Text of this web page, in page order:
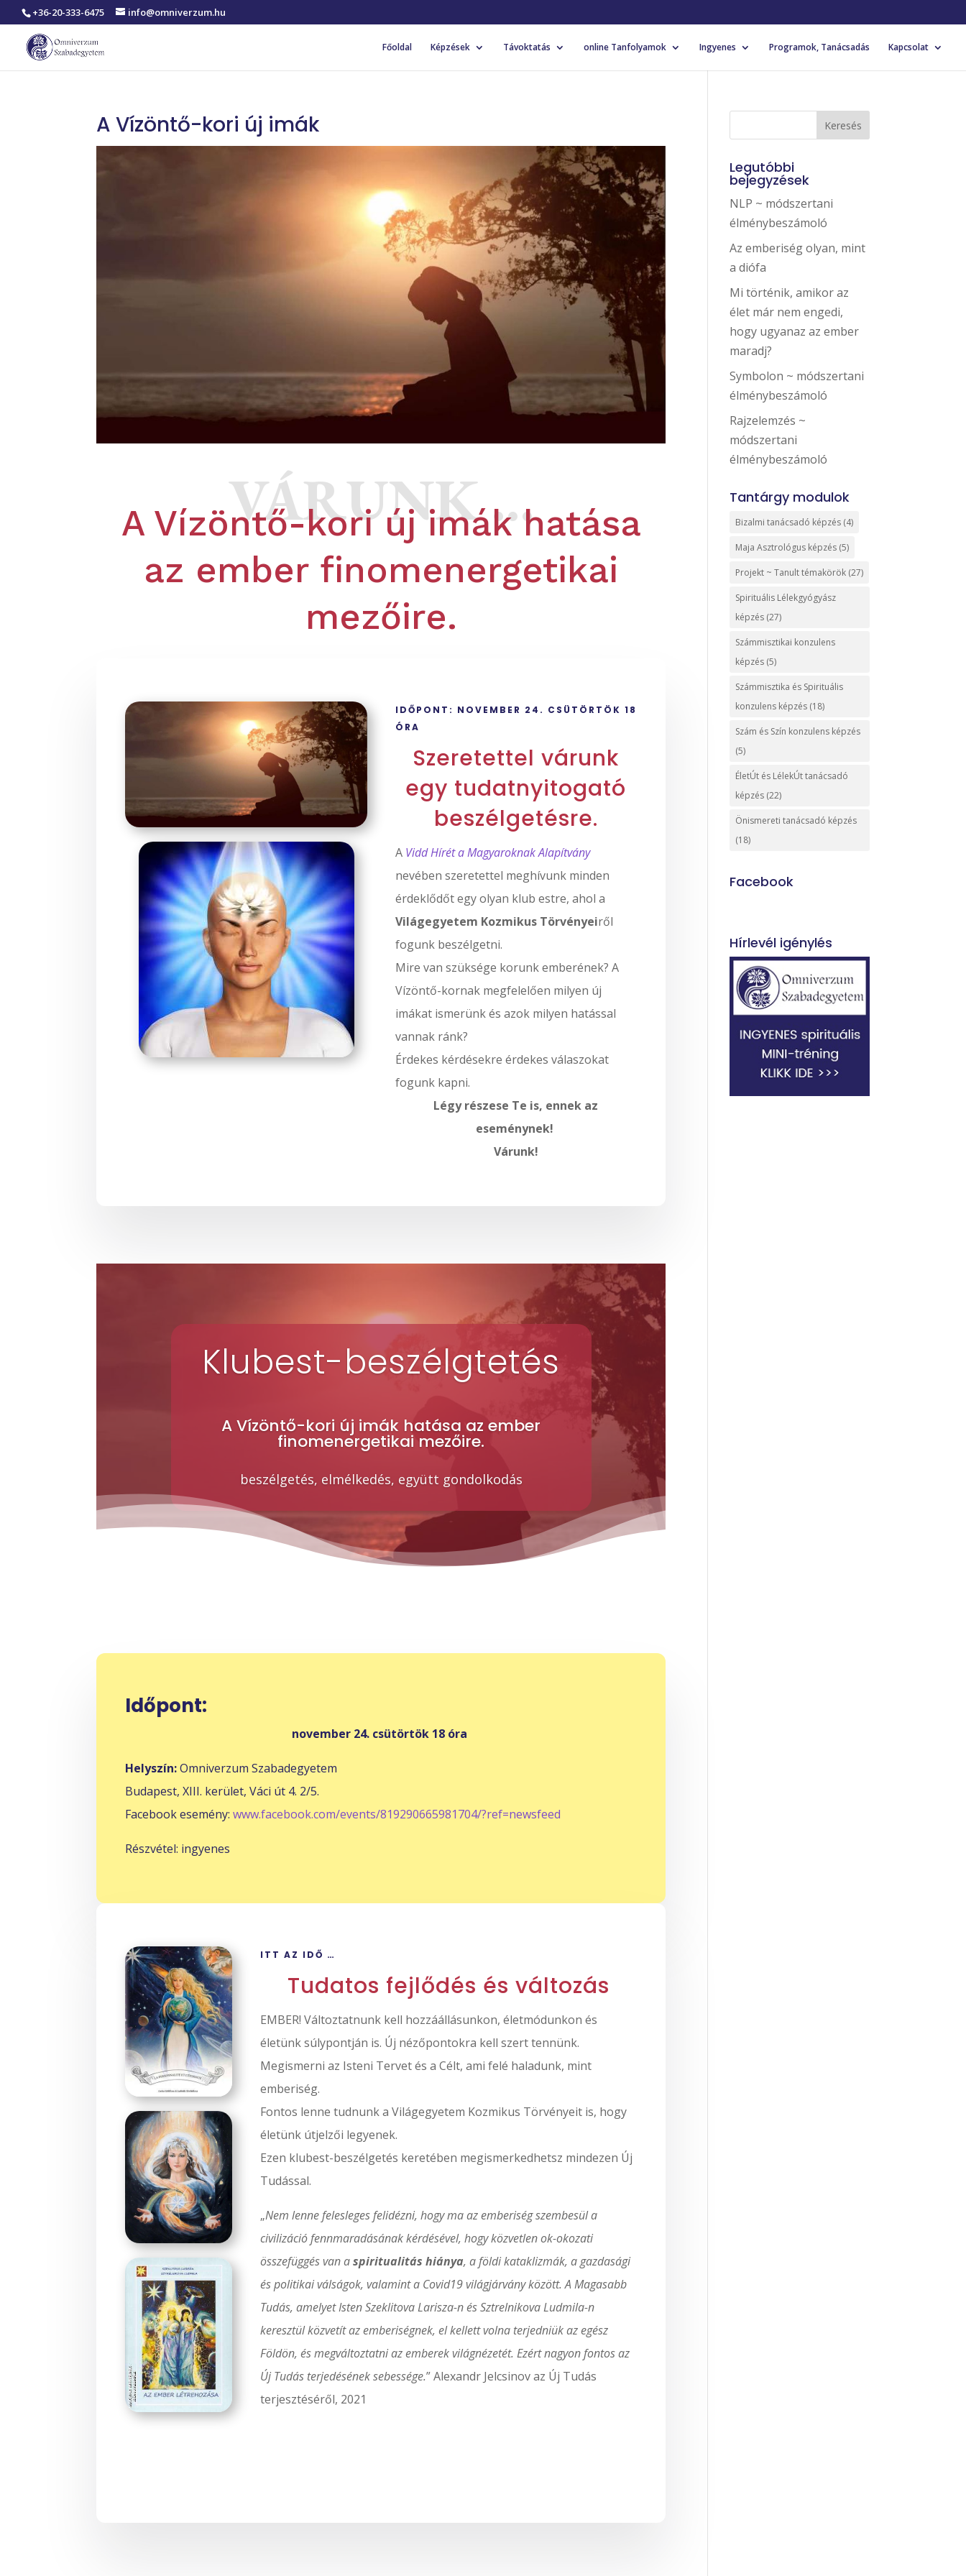
+36-20-333-6475 info@omniverzum.hu
Főoldal Képzések Távoktatás online Tanfolyamok Ingyenes Programok, Tanácsadás Kapcsolat
A Vízöntő-kori új imák
VÁRUNK …
A Vízöntő-kori új imák hatása
az ember finomenergetikai
mezőire.
IDŐPONT: NOVEMBER 24. CSÜTÖRTÖK 18
ÓRA
Szeretettel várunk
egy tudatnyitogató
beszélgetésre.
A Vidd Hírét a Magyaroknak Alapítvány
nevében szeretettel meghívunk minden
érdeklődőt egy olyan klub estre, ahol a
Világegyetem Kozmikus Törvényeiről
fogunk beszélgetni.
Mire van szüksége korunk emberének? A
Vízöntő-kornak megfelelően milyen új
imákat ismerünk és azok milyen hatással
vannak ránk?
Érdekes kérdésekre érdekes válaszokat
fogunk kapni.
Légy részese Te is, ennek az
eseménynek!
Várunk!
Klubest-beszélgtetés
A Vízöntő-kori új imák hatása az ember
finomenergetikai mezőire.
beszélgetés, elmélkedés, együtt gondolkodás
Időpont:
november 24. csütörtök 18 óra
Helyszín: Omniverzum Szabadegyetem
Budapest, XIII. kerület, Váci út 4. 2/5.
Facebook esemény: www.facebook.com/events/819290665981704/?ref=newsfeed
Részvétel: ingyenes
ITT AZ IDŐ …
Tudatos fejlődés és változás
EMBER! Változtatnunk kell hozzáállásunkon, életmódunkon és
életünk súlypontján is. Új nézőpontokra kell szert tennünk.
Megismerni az Isteni Tervet és a Célt, ami felé haladunk, mint
emberiség.
Fontos lenne tudnunk a Világegyetem Kozmikus Törvényeit is, hogy
életünk útjelzői legyenek.
Ezen klubest-beszélgetés keretében megismerkedhetsz mindezen Új
Tudással.
„Nem lenne felesleges felidézni, hogy ma az emberiség szembesül a
civilizáció fennmaradásának kérdésével, hogy közvetlen ok-okozati
összefüggés van aspiritualitás hiánya, a földi kataklizmák, a gazdasági
és politikai válságok, valamint a Covid19 világjárvány között. A Magasabb
Tudás, amelyet Isten Szeklitova Larisza-n és Sztrelnikova Ludmila-n
keresztül közvetít az emberiségnek, el kellett volna terjedniük az egész
Földön, és megváltoztatni az emberek világnézetét. Ezért nagyon fontos az
Új Tudás terjedésének sebessége.” Alexandr Jelcsinov az Új Tudás
terjesztéséről, 2021
Legutóbbi
bejegyzések
NLP ~ módszertani
élménybeszámoló
Az emberiség olyan, mint
a diófa
Mi történik, amikor az
élet már nem engedi,
hogy ugyanaz az ember
maradj?
Symbolon ~ módszertani
élménybeszámoló
Rajzelemzés ~
módszertani
élménybeszámoló
Tantárgy modulok
Bizalmi tanácsadó képzés (4)
Maja Asztrológus képzés (5)
Projekt ~ Tanult témakörök (27)
Spirituális Lélekgyógyász
képzés (27)
Számmisztikai konzulens
képzés (5)
Számmisztika és Spirituális
konzulens képzés (18)
Szám és Szín konzulens képzés
(5)
ÉletÚt és LélekÚt tanácsadó
képzés (22)
Önismereti tanácsadó képzés
(18)
Facebook
Hírlevél igénylés